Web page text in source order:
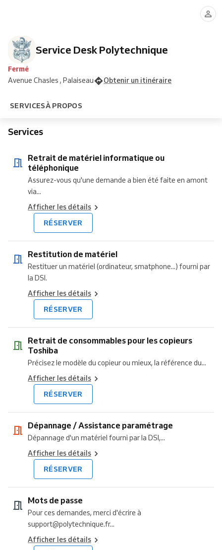
Service Desk Polytechnique
Fermé
Avenue Chasles , Palaiseau
Obtenir un itinéraire
SERVICESÀ PROPOS
Services
ou
téléphonique
Retrait de matériel informatique ou
téléphonique
Assurez-vous qu'une demande a bien été faite en amont
via...
Afficher les détails
RÉSERVER
Restitution de matériel
Restituer un matériel (ordinateur, smatphone...) fourni par
la DSI.
Afficher les détails
RÉSERVER
les
copieurs
Toshiba
Retrait de consommables pour les copieurs
Toshiba
Précisez le modèle du copieur ou mieux, la référence du...
Afficher les détails
RÉSERVER
Dépannage / Assistance paramétrage
Dépannage d'un matériel fourni par la DSI,...
Afficher les détails
RÉSERVER
Mots de passe
Pour ces demandes, merci d'écrire à
support@polytechnique.fr...
Afficher les détails